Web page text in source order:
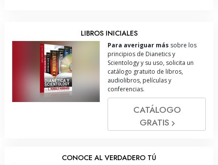
LIBROS INICIALES
Para averiguar más sobre los
principios de Dianetics y
Scientology y su uso, solicita un
catálogo gratuito de libros,
audiolibros, películas y
conferencias.
CATÁLOGO
GRATIS
CONOCE AL VERDADERO TÚ